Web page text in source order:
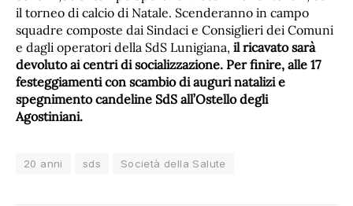
il torneo di calcio di Natale. Scenderanno in campo
squadre composte dai Sindaci e Consiglieri dei Comuni
e dagli operatori della SdS Lunigiana, il ricavato sarà
devoluto ai centri di socializzazione. Per finire, alle 17
festeggiamenti con scambio di auguri natalizi e
spegnimento candeline SdS all’Ostello degli
Agostiniani.
20 anni sds Società della Salute